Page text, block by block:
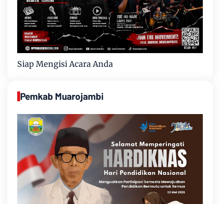
Siap Mengisi Acara Anda
Pemkab Muarojambi